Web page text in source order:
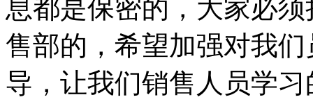
息都是保密的，大家必
售部的，希望加强对我
导，让我们销售人员学